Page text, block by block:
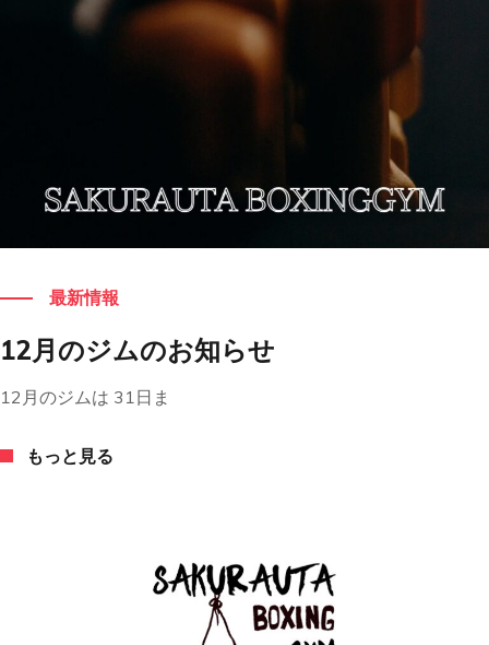
もっと見る
最新情報
12月のジムのお知らせ
12月のジムは 31日ま
もっと見る